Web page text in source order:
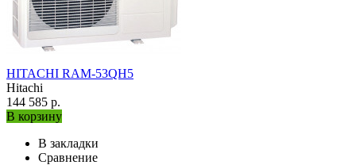
HITACHI RAM-53QH5
Hitachi
144 585 р.
В корзину
В закладки
Сравнение